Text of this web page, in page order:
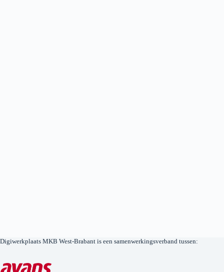
Digiwerkplaats MKB West-Brabant is een samenwerkingsverband tussen: